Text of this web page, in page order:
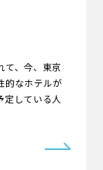
て、今、東京
的なホテルが
定している人